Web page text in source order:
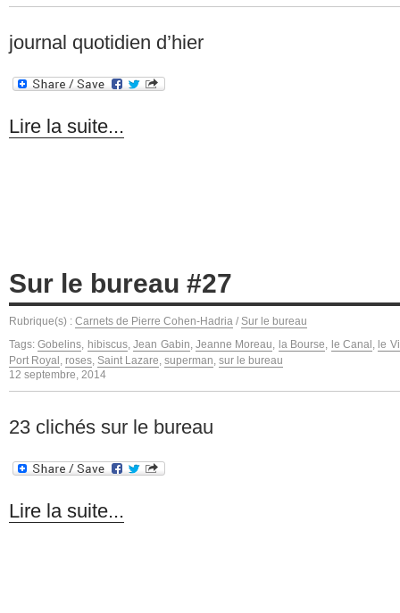
journal quotidien d’hier
Lire la suite...
Sur le bureau #27
Rubrique(s) : Carnets de Pierre Cohen-Hadria / Sur le bureau
Tags:Gobelins, hibiscus,Jean Gabin, Jeanne Moreau, la Bourse, le Canal , le
Port Royal , roses, Saint Lazare, superman, sur le bureau
12 septembre, 2014
23 clichés sur le bureau
Lire la suite...